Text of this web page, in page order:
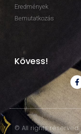
Eredmények
Bemutatkozás
Kövess!
© All rights